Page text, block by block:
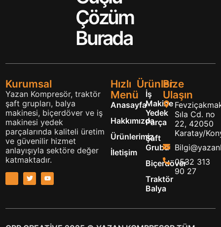
Çözüm
Burada
Kurumsal
Yazan Kompresör, traktör
şaft grupları, balya
makinesi, biçerdöver ve iş
makinesi yedek
parçalarında kaliteli üretim
ve güvenilir hizmet
anlayışıyla sektöre değer
katmaktadır.
Hızlı
Menü
Anasayfa
Hakkımızda
Ürünlerimiz
İletişim
Ürünler
İş
Makine
Yedek
Parça
Şaft
Grubu
Biçerdöver
Traktör
Balya
Bize
Ulaşın
Sıla Cd. no
22, 42050
Karatay/
0532 313
90 27